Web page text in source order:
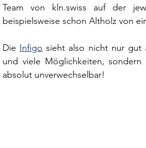
Team von kln.swiss auf der
beispielsweise schon Altholz von
Die Infigo sieht also nicht nur gut
und viele Möglichkeiten,
absolut unverwechselbar!